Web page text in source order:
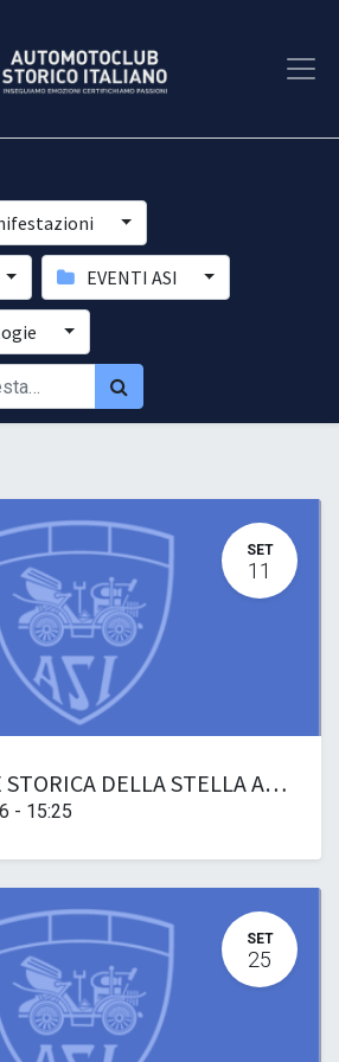
EVENTI ASI
SET
11
RIEVOCAZIONE STORICA DELLA STELLA ALPINA
- 15:25
SET
25